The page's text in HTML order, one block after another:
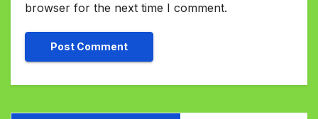
browser for the next time I comment.